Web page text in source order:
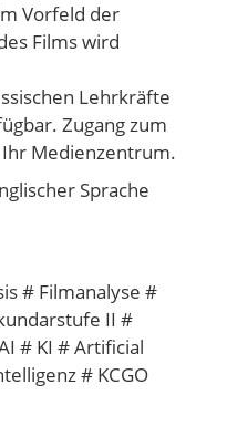
Vorfeld der
Films wird
Lehrkräfte
Zugang zum
Medienzentrum.
Sprache
# Filmanalyse #
II #
# KI # Artificial
# KCGO